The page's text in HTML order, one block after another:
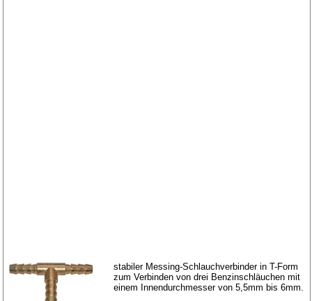
stabiler Messing-Schlauchverbinder in T-Form
zum Verbinden von drei Benzinschläuchen mit
einem Innendurchmesser von 5,5mm bis 6mm.